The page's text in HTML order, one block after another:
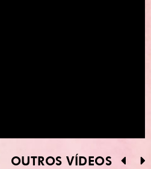
OUTROS VÍDEOS